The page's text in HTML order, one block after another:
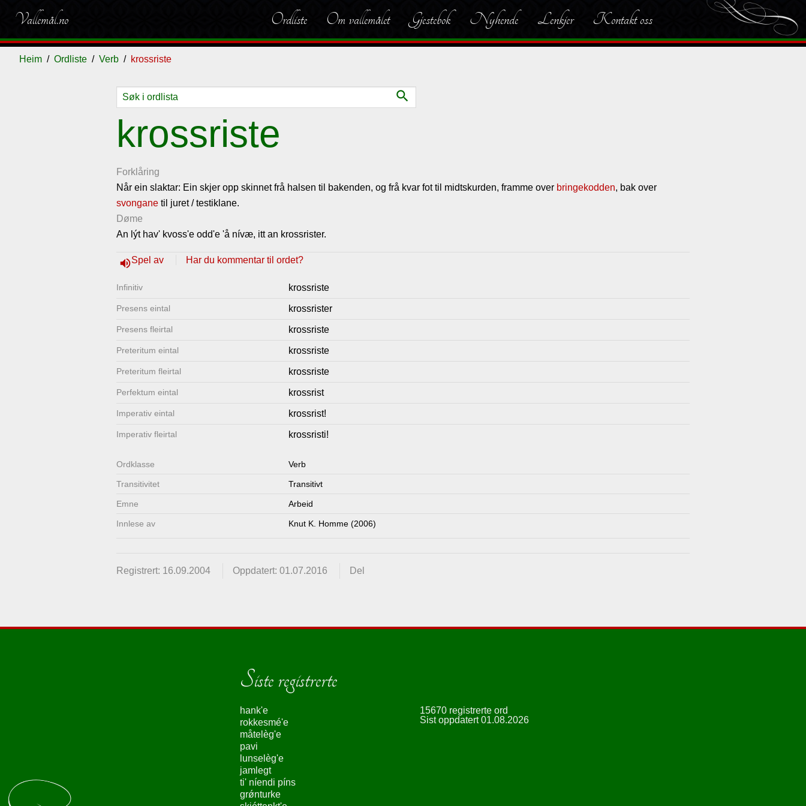
Vallemål.no Ordliste Om vallemålet Gjestebok Nyhende Lenkjer Kontakt oss
Heim Ordliste Verb krossriste
search
krossriste
Forklåring
Når ein slaktar: Ein skjer opp skinnet frå halsen til bakenden, og frå kvar fot til midtskurden, framme over bringekodden, bak over
svongane til juret / testiklane.
Døme
An lýt hav' kvoss'e odd'e 'å nívæ, itt an krossrister.
volume_upSpel av Har du kommentar til ordet?
Infinitiv krossriste
Presens eintal krossrister
Presens fleirtal krossriste
Preteritum eintal krossriste
Preteritum fleirtal krossriste
Perfektum eintal krossrist
Imperativ eintal krossrist!
Imperativ fleirtal krossristi!
Ordklasse Verb
Transitivitet Transitivt
Emne Arbeid
Innlese av Knut K. Homme (2006)
Registrert: 16.09.2004 Oppdatert: 01.07.2016 Del
Siste registrerte
hank'e
rokkesmé'e
måtelèg'e
pavi
lunselèg'e
jamlegt
ti' níendi píns
grǿnturke
15670 registrerte ord
Sist oppdatert 01.08.2026